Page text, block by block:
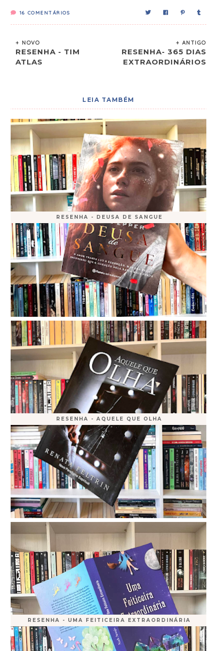
16 COMENTÁRIOS
+ NOVO
RESENHA - TIM
ATLAS
+ ANTIGO
RESENHA- 365 DIAS
EXTRAORDINÁRIOS
LEIA TAMBÉM
RESENHA - DEUSA DE SANGUE
RESENHA - AQUELE QUE OLHA
RESENHA - UMA FEITICEIRA EXTRAORDINÁRIA